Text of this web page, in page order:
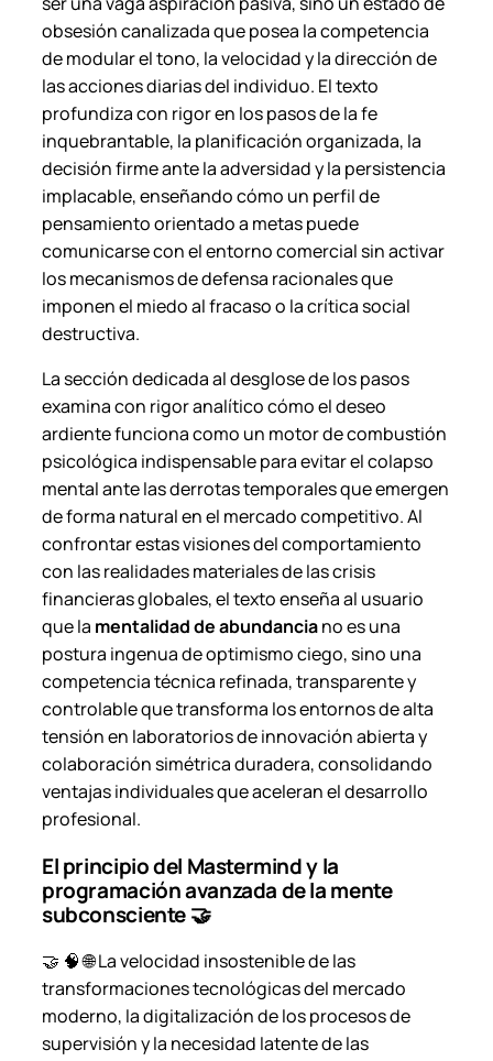
obsesión canalizada que posea la competencia
de modular el tono, la velocidad y la dirección de
las acciones diarias del individuo. El texto
profundiza con rigor en los pasos de la fe
inquebrantable, la planificación organizada, la
decisión firme ante la adversidad y la persistencia
implacable, enseñando cómo un perfil de
pensamiento orientado a metas puede
comunicarse con el entorno comercial sin activar
los mecanismos de defensa racionales que
imponen el miedo al fracaso o la crítica social
destructiva.
La sección dedicada al desglose de los pasos
examina con rigor analítico cómo el deseo
ardiente funciona como un motor de combustión
psicológica indispensable para evitar el colapso
mental ante las derrotas temporales que emergen
de forma natural en el mercado competitivo. Al
confrontar estas visiones del comportamiento
con las realidades materiales de las crisis
financieras globales, el texto enseña al usuario
que la mentalidad de abundanciano es una
postura ingenua de optimismo ciego, sino una
competencia técnica refinada, transparente y
controlable que transforma los entornos de alta
tensión en laboratorios de innovación abierta y
colaboración simétrica duradera, consolidando
ventajas individuales que aceleran el desarrollo
profesional.
El principio del Mastermind y la
programación avanzada de la mente
subconsciente 🤝
🤝 🧠 🌐 La velocidad insostenible de las
transformaciones tecnológicas del mercado
moderno, la digitalización de los procesos de
supervisión y la necesidad latente de las